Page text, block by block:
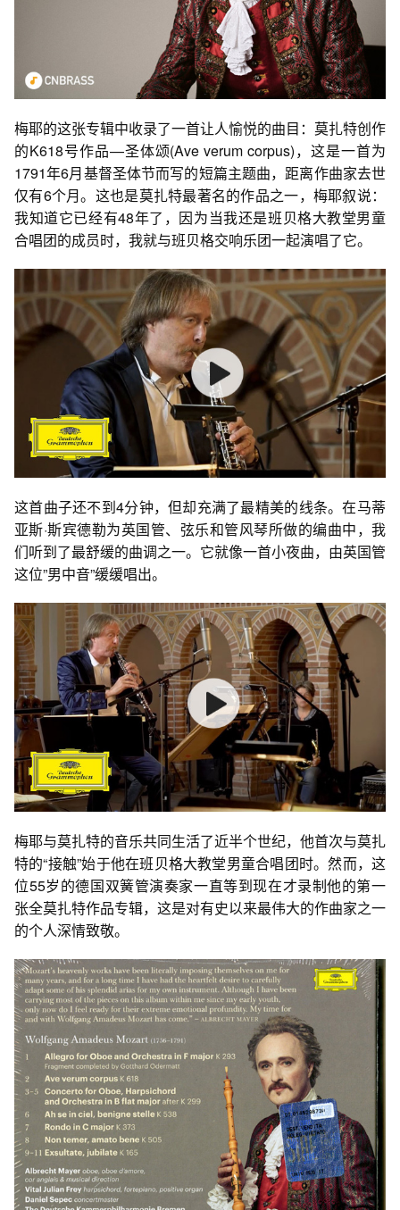
梅耶的这张专辑中收录了一首让人愉悦的曲目：莫扎特创作
的K618号作品—圣体颂(Ave verum corpus)，这是一首为
1791年6月基督圣体节而写的短篇主题曲，距离作曲家去世
仅有6个月。这也是莫扎特最著名的作品之一，梅耶叙说：
我知道它已经有48年了，因为当我还是班贝格大教堂男童
合唱团的成员时，我就与班贝格交响乐团一起演唱了它。
这首曲子还不到4分钟，但却充满了最精美的线条。在马蒂
亚斯·斯宾德勒为英国管、弦乐和管风琴所做的编曲中，我
们听到了最舒缓的曲调之一。它就像一首小夜曲，由英国管
这位”男中音”缓缓唱出。
梅耶与莫扎特的音乐共同生活了近半个世纪，他首次与莫扎
特的“接触”始于他在班贝格大教堂男童合唱团时。然而，这
位55岁的德国双簧管演奏家一直等到现在才录制他的第一
张全莫扎特作品专辑，这是对有史以来最伟大的作曲家之一
的个人深情致敬。